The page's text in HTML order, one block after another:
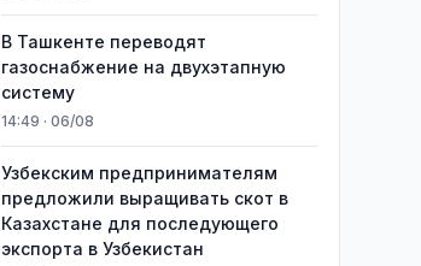
В Ташкенте переводят
газоснабжение на двухэтапную
систему
14:49 · 06/08
Узбекским предпринимателям
предложили выращивать скот в
Казахстане для последующего
экспорта в Узбекистан